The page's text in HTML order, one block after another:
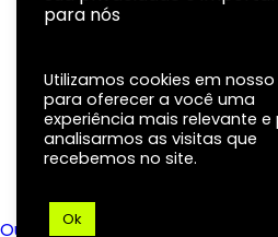
LINHA DO TEMPO DA
EXPOSIÇÃO
Ouvidoria
para nós
Utilizamos cookies em nosso
para oferecer a você uma
experiência mais relevante e
analisarmos as visitas que
recebemos no site.
Ok